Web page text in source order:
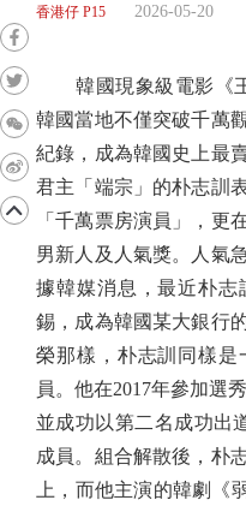
香港仔 P15 2026-05-20
韓國現象級電影《王
韓國當地不僅突破千萬
紀錄，成為韓國史上最
君主「端宗」的朴志訓
「千萬票房演員」，更
男新人及人氣獎。人氣
據韓媒消息，最近朴
錫，成為韓國某大銀行
榮那樣，朴志訓同樣
員。他在2017年參加選
並成功以第二名成功出
成員。組合解散後，朴
上，而他主演的韓劇《